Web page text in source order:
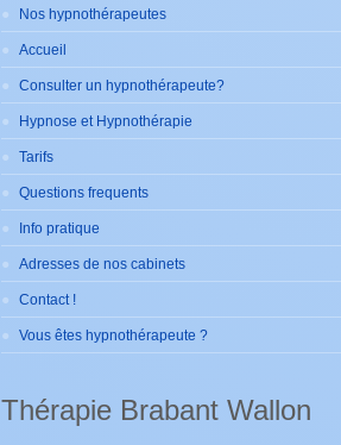
Nos hypnothérapeutes
Accueil
Consulter un hypnothérapeute?
Hypnose et Hypnothérapie
Tarifs
Questions frequents
Info pratique
Adresses de nos cabinets
Contact !
Vous êtes hypnothérapeute ?
Thérapie Brabant Wallon